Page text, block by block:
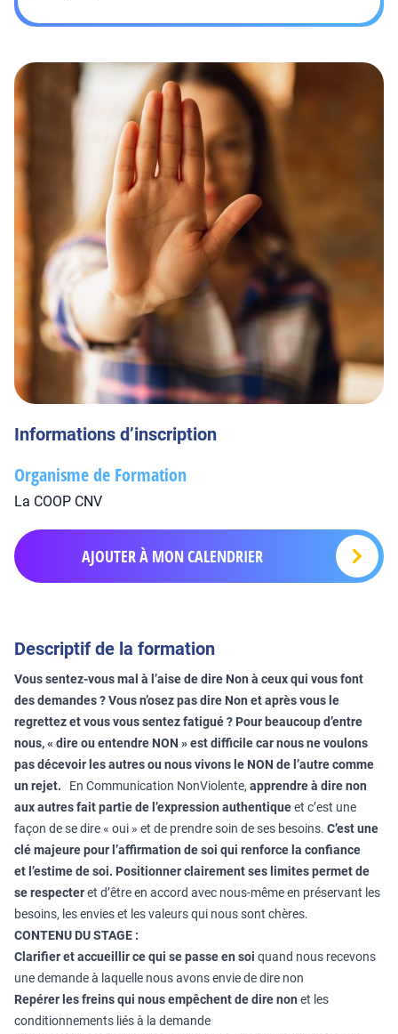
Informations d’inscription
Organisme de Formation
La COOP CNV
AJOUTER À MON CALENDRIER
Descriptif de la formation
Vous sentez-vous mal à l’aise de dire Non à ceux qui vous font
des demandes ? Vous n’osez pas dire Non et après vous le
regrettez et vous vous sentez fatigué ? Pour beaucoup d’entre
nous, « dire ou entendre NON » est difficile car nous ne voulons
pas décevoir les autres ou nous vivons le NON de l’autre comme
un rejet. En Communication NonViolente, apprendre à dire non
aux autres fait partie de l’expression authentiqueet c’est une
façon de se dire « oui » et de prendre soin de ses besoins. C’est une
clé majeure pour l’affirmation de soi qui renforce la confiance
et l’estime de soi. Positionner clairement ses limites permet de
se respecteret d’être en accord avec nous-même en préservant les
besoins, les envies et les valeurs qui nous sont chères.
CONTENU DU STAGE :
Clarifier et accueillir ce qui se passe en soi quand nous recevons
une demande à laquelle nous avons envie de dire non
Repérer les freins qui nous empêchent de dire non et les
conditionnements liés à la demande